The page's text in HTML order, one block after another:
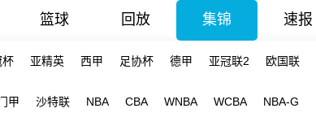
篮球 回放 集锦 速报
杯 亚精英 西甲 足协杯 德甲 亚冠联2 欧国联
甲 沙特联 NBA CBA WNBA WCBA NBA-G